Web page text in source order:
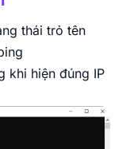
thái trỏ tên
khi hiện đúng IP